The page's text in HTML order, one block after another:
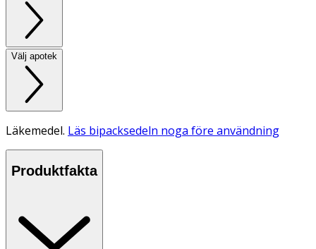
Välj apotek
Läkemedel. Läs bipacksedeln noga före användning
Produktfakta